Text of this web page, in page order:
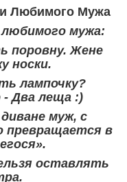
Любимого Мужа
любимого мужа:
поровну. Жене
носки.
лампочку?
Два леща :)
муж, с
превращается в
оставлять